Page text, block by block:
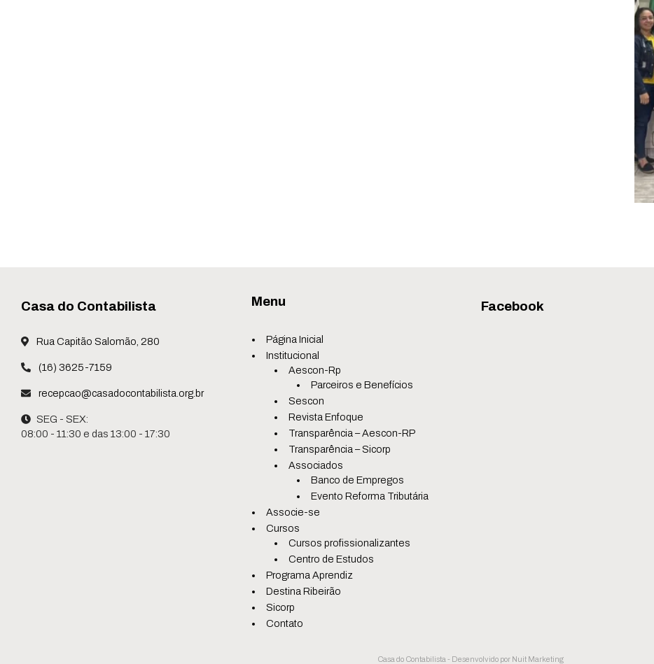
Casa do Contabilista
Rua Capitão Salomão, 280
(16) 3625-7159
recepcao@casadocontabilista.org.br
SEG - SEX:
08:00 - 11:30 e das 13:00 - 17:30
Menu
Página Inicial
Institucional
Aescon-Rp
Parceiros e Benefícios
Sescon
Revista Enfoque
Transparência – Aescon-RP
Transparência – Sicorp
Associados
Banco de Empregos
Evento Reforma Tributária
Associe-se
Cursos
Cursos profissionalizantes
Centro de Estudos
Programa Aprendiz
Destina Ribeirão
Sicorp
Contato
Facebook
Casa do Contabilista - Desenvolvido por Nuit Marketing